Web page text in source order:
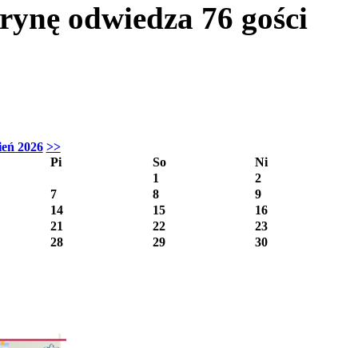
odwiedza 76 gości
2026 >>
Pi
So
Ni
1
2
7
8
9
14
15
16
21
22
23
28
29 30